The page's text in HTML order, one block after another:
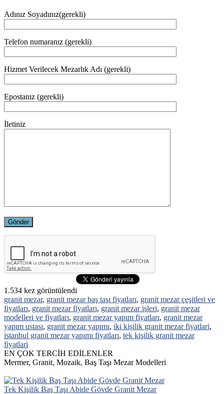
Adınız Soyadınız(gerekli)
Telefon numaranız (gerekli)
Hizmet Verilecek Mezarlık Adı (gerekli)
Epostanız (gerekli)
İletiniz
1.534 kez görüntülendi
granit mezar, granit mezar baş taşı fiyatları, granit mezar çeşitleri ve
fiyatları, granit mezar fiyatları, granit mezar işleri, granit mezar
modelleri ve fiyatları, granit mezar yapım fiyatları, granit mezar
yapım ustası, granit mezar yapımı, iki kişilik granit mezar fiyatlari,
istanbul granit mezar yapımı fiyatları, tek kişilik granit mezar
fiyatlari
EN ÇOK TERCİH EDİLENLER
Mermer, Granit, Mozaik, Baş Taşı Mezar Modelleri
Tek Kişilik Baş Taşı Abide Gövde Granit Mezar